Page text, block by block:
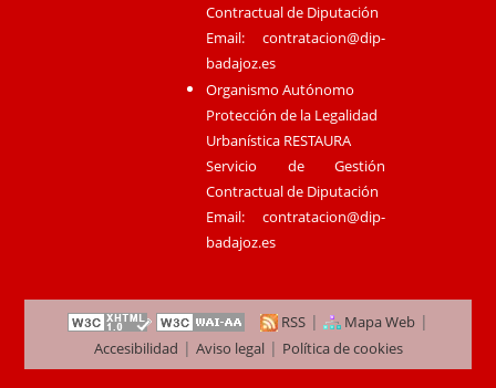
Contractual de Diputación
Email:contratacion@dip-
badajoz.es
Organismo Autónomo
Protección de la Legalidad
Urbanística RESTAURA
Servicio de Gestión
Contractual de Diputación
Email:contratacion@dip-
badajoz.es
RSS | Mapa Web |
Accesibilidad | Aviso legal| Política de cookies